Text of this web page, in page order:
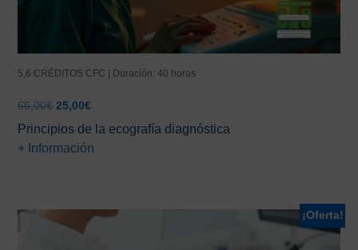
5,6 CRÉDITOS CFC | Duración: 40 horas
66,00€ El
precio
original
era:
25,00€El
precio
actual
es:
Principios de la ecografía diagnóstica
+ Información
¡Oferta!